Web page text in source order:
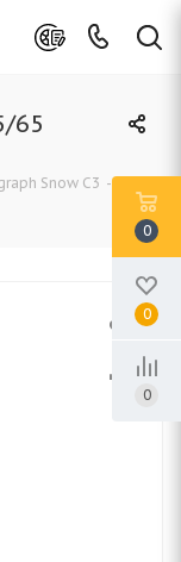
65
Snow C3 -
0
0
0